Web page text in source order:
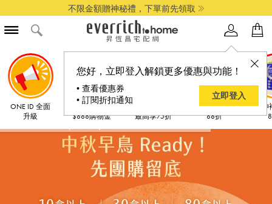
不限金額贈神秘禮，下單前先領取
您好，立即登入解鎖更多優惠與功能！
• 查看優惠券
• 訂閱折扣通知
立即登入
ONE ID 全面
升級
限時至8/8 享
$888購物金
中秋禮盒預購
最高享75折
爸氣成雙 2件
88折
提神